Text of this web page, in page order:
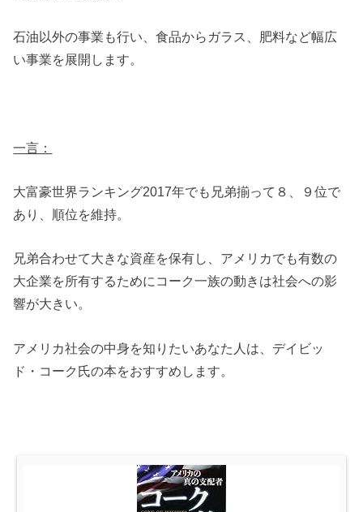
石油以外の事業も行い、食品からガラス、肥料など幅広
い事業を展開します。
一言：
大富豪世界ランキング2017年でも兄弟揃って８、９位で
あり、順位を維持。
兄弟合わせて大きな資産を保有し、アメリカでも有数の
大企業を所有するためにコーク一族の動きは社会への影
響が大きい。
アメリカ社会の中身を知りたいあなた人は、デイビッ
ド・コーク氏の本をおすすめします。